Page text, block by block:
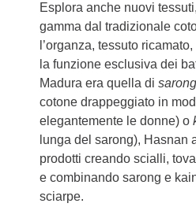
Esplora anche nuovi
gamma dal tradizionale
l’organza, tessuto
la funzione esclusiva dei
Madura era quella disarong
cotone drappeggiato in
elegantemente le donne) o
lunga del sarong), Hasnan
prodotti creando scialli,
e combinando sarong e
sciarpe.